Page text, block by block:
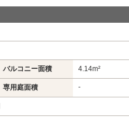
バルコニー面積 4.14m²
専用庭面積 -